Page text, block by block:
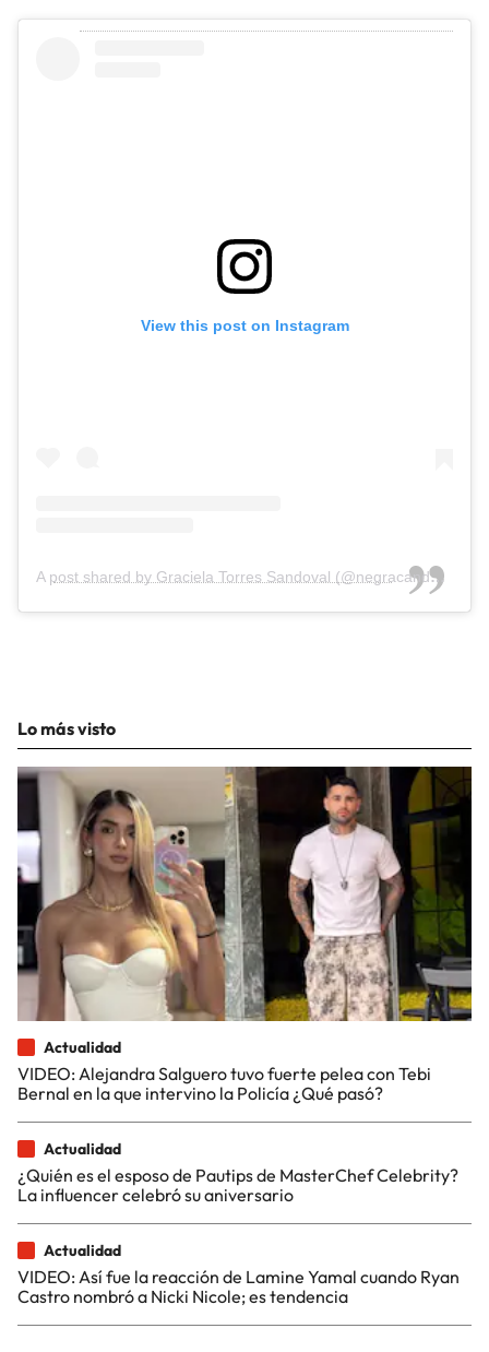
View this post on Instagram
A post shared by Graciela Torres Sandoval (@negracandelaoficial)
Lo más visto
Actualidad
VIDEO: Alejandra Salguero tuvo fuerte pelea con Tebi
Bernal en la que intervino la Policía ¿Qué pasó?
Actualidad
¿Quién es el esposo de Pautips de MasterChef Celebrity?
La influencer celebró su aniversario
Actualidad
VIDEO: Así fue la reacción de Lamine Yamal cuando Ryan
Castro nombró a Nicki Nicole; es tendencia